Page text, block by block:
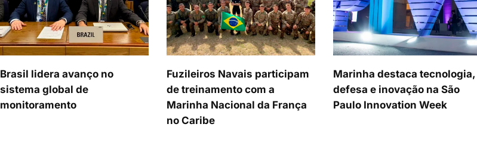
Brasil lidera avanço no
sistema global de
monitoramento
Fuzileiros Navais participam
de treinamento com a
Marinha Nacional da França
no Caribe
Marinha destaca tecnologia,
defesa e inovação na São
Paulo Innovation Week